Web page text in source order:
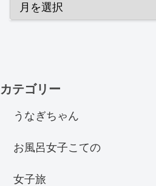
カテゴリー
うなぎちゃん
お風呂女子こての
女子旅